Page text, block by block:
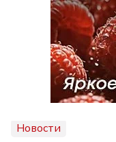
Новости